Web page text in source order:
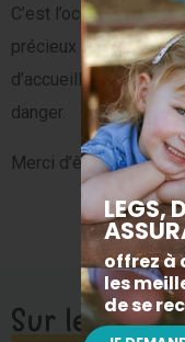
C’est l’occasion de
précieux soutien. Ils
d’accueillir, de
danger.
Merci d’être à nos
Sur le même